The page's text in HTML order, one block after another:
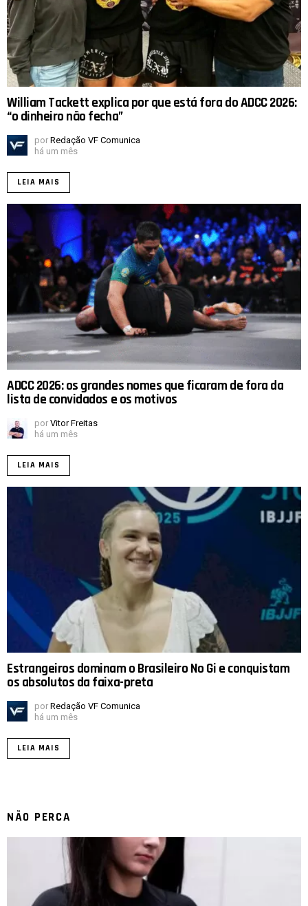
William Tackett explica por que está fora do ADCC 2026:
“o dinheiro não fecha”
por Redação VF Comunica
há um mês
LEIA MAIS
ADCC 2026: os grandes nomes que ficaram de fora da
lista de convidados e os motivos
por Vitor Freitas
há um mês
LEIA MAIS
Estrangeiros dominam o Brasileiro No Gi e conquistam
os absolutos da faixa-preta
por Redação VF Comunica
há um mês
LEIA MAIS
NÃO PERCA